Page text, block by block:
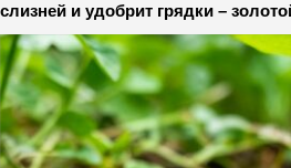
слизней и удобрит грядки –